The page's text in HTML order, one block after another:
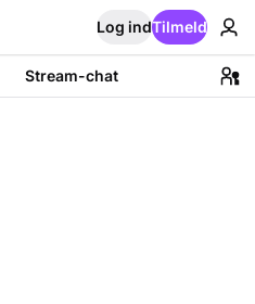
Log indTilmeld
Stream-chat